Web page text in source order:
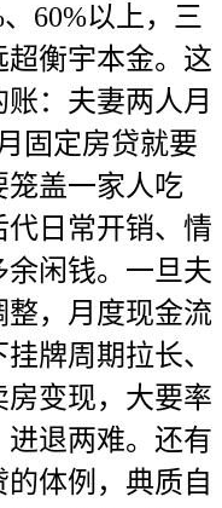
60%以上，三
衡宇本金。这
：夫妻两人月
固定房贷就要
笼盖一家人吃
日常开销、情
闲钱。一旦夫
，月度现金流
牌周期拉长、
房变现，大要率
退两难。还有
体例，典质自